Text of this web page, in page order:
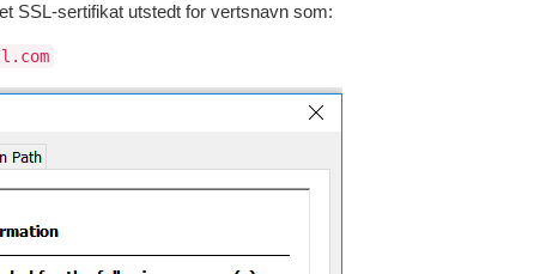
SSL-sertifikat utstedt for vertsnavn som: